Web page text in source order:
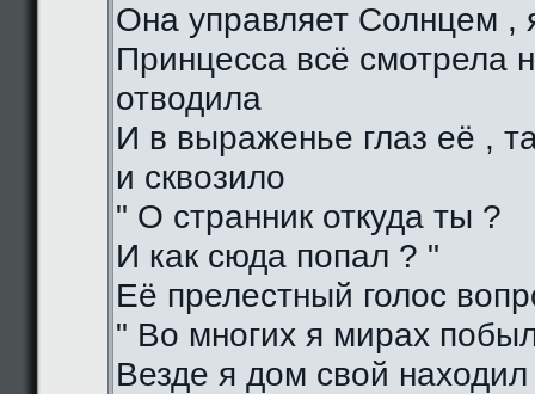
Она управляет Солнцем ,
Принцесса всё смотрела
отводила
И в выраженье глаз её ,
и сквозило
" О странник откуда ты ?
И как сюда попал ? "
Её прелестный голос
" Во многих я мирах
Везде я дом свой находил